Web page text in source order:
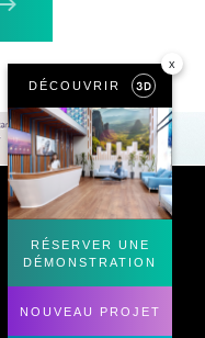
DÉCOUVRIR
RÉSERVER UNE
DÉMONSTRATION
NOUVEAU PROJET
x